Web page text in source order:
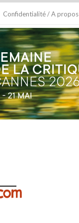
Confidentialité / A propos